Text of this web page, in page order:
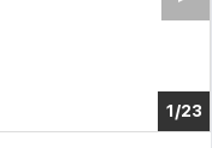
1/17